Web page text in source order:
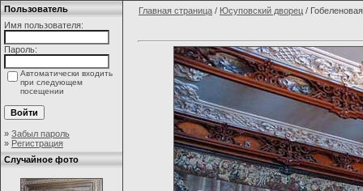
Пользователь
Имя пользователя:
Пароль:
Автоматически входить
при следующем
посещении
» Забыл пароль
» Регистрация
Случайное фото
Главная страница / Юсуповский дворец /